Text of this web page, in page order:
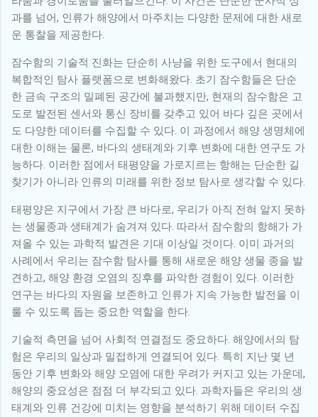
과를 넘어, 인류가 해양에서 마주치는 다양한 문제에 대한 새로
운 통찰을 제공한다.
잠수함의 기술적 진화는 단순히 사냥을 위한 도구에서 현대의
복합적인 탐사 플랫폼으로 변화해왔다. 초기 잠수함들은 단순
한 금속 구조의 밀폐된 공간에 불과했지만, 현재의 잠수함은 고
도로 발전된 센서와 통신 장비를 갖추고 있어 바다 깊은 곳에서
도 다양한 데이터를 수집할 수 있다. 이 과정에서 해양 생명체에
대한 이해는 물론, 바다의 생태계와 기후 변화에 대한 연구도 가
능하다. 이러한 점에서 태평양을 가로지르는 항해는 단순한 길
찾기가 아니라 인류의 미래를 위한 정보 탐사로 생각할 수 있다.
태평양은 지구에서 가장 큰 바다로, 우리가 아직 전혀 알지 못하
는 생물종과 생태계가 숨겨져 있다. 따라서 잠수함의 항해가 가
져올 수 있는 과학적 발견은 기대 이상일 것이다. 이미 과거의
사례에서 우리는 잠수함 탐사를 통해 새로운 해양 생물 종을 발
견하고, 해양 환경 오염의 징후를 파악한 경험이 있다. 이러한
연구는 바다의 자원을 보존하고 인류가 지속 가능한 발전을 이
룰 수 있도록 돕는 중요한 역할을 한다.
기술적 측면을 넘어 사회적 연결점도 중요하다. 해양에서의 탐
험은 우리의 일상과 밀접하게 연결되어 있다. 특히 지난 몇 년
동안 기후 변화와 해양 오염에 대한 우려가 커지고 있는 가운데,
해양의 중요성은 점점 더 부각되고 있다. 과학자들은 우리의 생
태계와 인류 건강에 미치는 영향을 분석하기 위해 데이터 수집